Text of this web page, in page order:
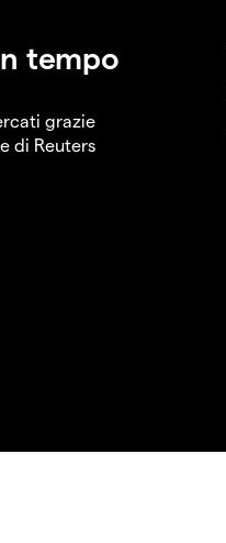
tempo
grazie
di Reuters